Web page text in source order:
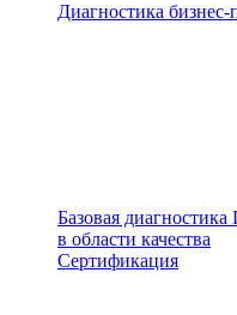
Диагностика бизнес-
Базовая диагностика
в области качества
Сертификация